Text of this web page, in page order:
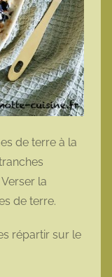
de terre à la
la
de terre.
répartir sur le